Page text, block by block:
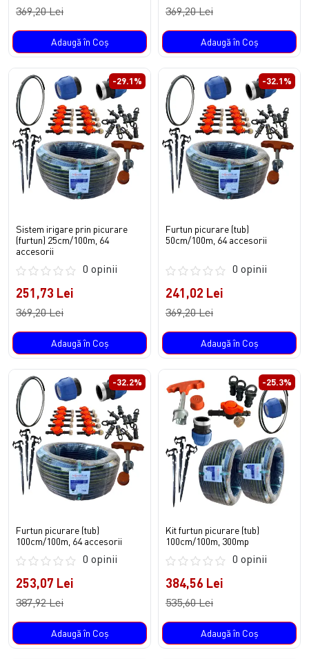
369,20 Lei
Adaugă în Coş
369,20 Lei
Adaugă în Coş
-29.1%
Sistem irigare prin picurare
(furtun) 25cm/100m, 64
accesorii
0 opinii
251,73 Lei
369,20 Lei
Adaugă în Coş
-32.1%
Furtun picurare (tub)
50cm/100m, 64 accesorii
0 opinii
241,02 Lei
369,20 Lei
Adaugă în Coş
-32.2%
Furtun picurare (tub)
100cm/100m, 64 accesorii
0 opinii
253,07 Lei
387,92 Lei
Adaugă în Coş
-25.3%
Kit furtun picurare (tub)
100cm/100m, 300mp
0 opinii
384,56 Lei
535,60 Lei
Adaugă în Coş